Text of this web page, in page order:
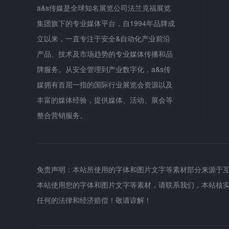
a&s传媒是全球知名展览公司法兰克福展览
集团旗下的专业媒体平台，自1994年品牌成
立以来，一直专注于安全&自动化产业前沿
产品、技术及市场趋势的专业媒体传播和品
牌服务。从安全管理到产业数字化，a&s传
媒拥有首屈一指的国际行业展览会资源以及
丰富的媒体经验，提供媒体、活动、展会等
整合营销服务。
免责声明：本站所使用的字体和图片文字等素材部分来源
本站使用您的字体和图片文字等素材，请联系我们，本站
任何的法律和经济赔偿！敬请谅解！